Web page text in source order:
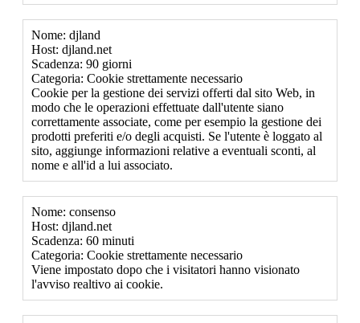
Nome: djland
Host: djland.net
Scadenza: 90 giorni
Categoria: Cookie strettamente necessario
Cookie per la gestione dei servizi offerti dal sito Web, in
modo che le operazioni effettuate dall'utente siano
correttamente associate, come per esempio la gestione dei
prodotti preferiti e/o degli acquisti. Se l'utente è loggato al
sito, aggiunge informazioni relative a eventuali sconti, al
nome e all'id a lui associato.
Nome: consenso
Host: djland.net
Scadenza: 60 minuti
Categoria: Cookie strettamente necessario
Viene impostato dopo che i visitatori hanno visionato
l'avviso realtivo ai cookie.